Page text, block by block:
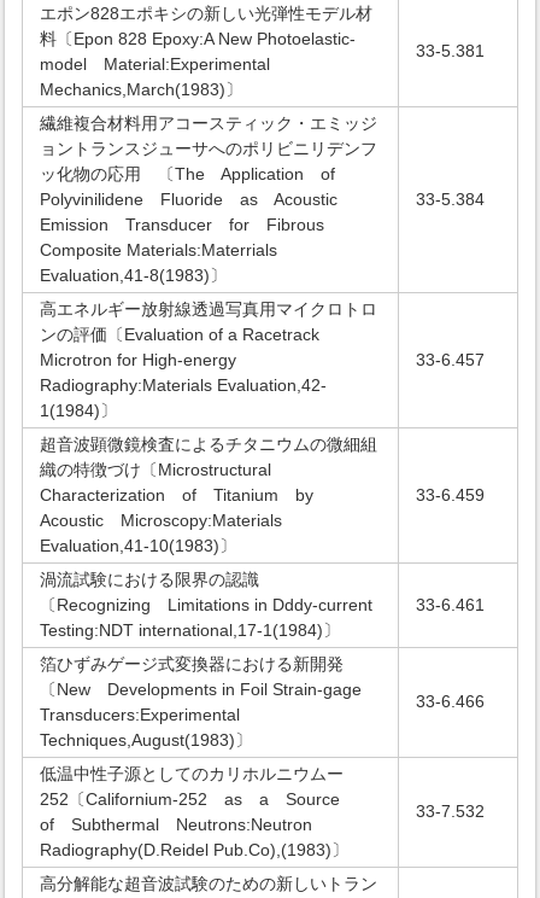
エポン828エポキシの新しい光弾性モデル材
料〔Epon 828 Epoxy:A New Photoelastic-
model Material:Experimental
Mechanics,March(1983)〕
33-5.381
繊維複合材料用アコースティック・エミッジ
ョントランスジューサへのポリビニリデンフ
ッ化物の応用 〔The Application of
Polyvinilidene Fluoride as Acoustic
Emission Transducer for Fibrous
Composite Materials:Materrials
Evaluation,41-8(1983)〕
33-5.384
高エネルギー放射線透過写真用マイクロトロ
ンの評価〔Evaluation of a Racetrack
Microtron for High-energy
Radiography:Materials Evaluation,42-
1(1984)〕
33-6.457
超音波顕微鏡検査によるチタニウムの微細組
織の特徴づけ〔Microstructural
Characterization of Titanium by
Acoustic Microscopy:Materials
Evaluation,41-10(1983)〕
33-6.459
渦流試験における限界の認識
〔Recognizing Limitations in Dddy-current
Testing:NDT international,17-1(1984)〕
33-6.461
箔ひずみゲージ式変換器における新開発
〔New Developments in Foil Strain-gage
Transducers:Experimental
Techniques,August(1983)〕
33-6.466
低温中性子源としてのカリホルニウムー
252〔Californium-252 as a Source
of Subthermal Neutrons:Neutron
Radiography(D.Reidel Pub.Co),(1983)〕
33-7.532
高分解能な超音波試験のための新しいトラン